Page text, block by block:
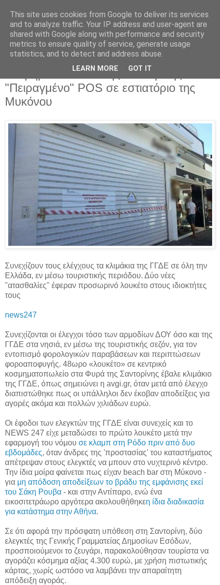
Parakato.gr
ΛΑΜΟΓΙΑ ΠΑΝΤΟΥ: "Λουκέτο" σε
κοσμηματοπωλείο της Σαντορίνης.
"Πειραγμένο" POS σε εστιατόριο της
Μυκόνου
Συνεχίζουν τους ελέγχους τα κλιμάκια της ΓΓΔΕ σε όλη την
Ελλάδα, εν μέσω τουριστικής περιόδου. Δύο νέες
"ατασθαλίες" έφεραν προσωρινό λουκέτο στους ιδιοκτήτες
τους
news247
Συνεχίζονται οι έλεγχοι τόσο των αρμοδίων ΔΟΥ όσο και της
ΓΓΔΕ στα νησιά, εν μέσω της τουριστικής σεζόν, για τον
εντοπισμό φορολογικών παραβάσεων και περιπτώσεων
φοροαποφυγής. 48ωρο «λουκέτο» σε κεντρικό
κοσμηματοπωλείο στα Φυρά της Σαντορίνης έβαλε κλιμάκιο
της ΓΓΔΕ, όπως σημειώνει η avgi.gr, όταν μετά από έλεγχο
διαπιστώθηκε πως οι υπάλληλοι δεν έκοβαν αποδείξεις για
αγορές ακόμα και πολλών χιλιάδων ευρώ.
Οι έφοδοι των ελεγκτών της ΓΓΔΕ είναι συνεχείς και το
NEWS 247 είχε μεταδώσει το πρώτο λουκέτο μετά την
εφαρμογή του νόμου σε κλαμπ στη Ρόδο πριν από δυο
εβδομάδες, όταν άνδρες της 'προστασίας' του καταστήματος
απέτρεψαν στους ελεγκτές να μπουν στο νυχτερινό κέντρο.
Την ίδια μοίρα φαίνεται πως είχαν beach bar στη Μύκονο -
για μη απόδοση αποδείξεων το βράδυ της εμφάνισης εκεί
του Σάκη Ρουβα - και στην Αντίπαρο, ενώ ένα
εικοσιτετράωρο αργότερα ακολουθήθηκεη ίδια διαδικασία
για κατάστημα στην Αθήνα.
Σε ότι αφορά την πρόσφατη υπόθεση στη Σαντορίνη, δύο
ελεγκτές της Γενικής Γραμματείας Δημοσίων Εσόδων,
προσποιούμενοι το ζευγάρι, παρακολούθησαν τουρίστα να
αγοράζει κόσμημα αξίας 4.300 ευρώ, με χρήση πιστωτικής
κάρτας, χωρίς ωστόσο να λαμβάνει την απαραίτητη
απόδειξη αγοράς.
This site uses cookies from Google to deliver its services
and to analyze traffic. Your IP address and user-agent are
shared with Google along with performance and security
metrics to ensure quality of service, generate usage
statistics, and to detect and address abuse.
LEARN MORE GOT IT